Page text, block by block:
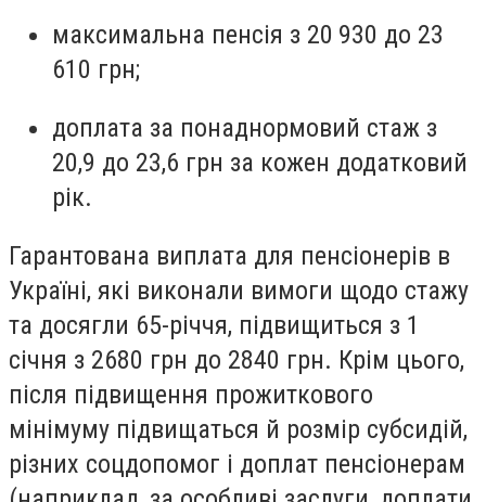
максимальна пенсія з 20 930 до 23
610 грн;
доплата за понаднормовий стаж з
20,9 до 23,6 грн за кожен додатковий
рік.
Гарантована виплата для пенсіонерів в
Україні, які виконали вимоги щодо стажу
та досягли 65-річчя, підвищиться з 1
січня з 2680 грн до 2840 грн. Крім цього,
після підвищення прожиткового
мінімуму підвищаться й розмір субсидій,
різних соцдопомог і доплат пенсіонерам